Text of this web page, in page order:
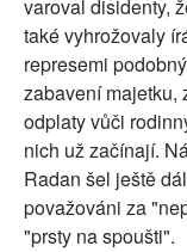
varoval disidenty,
také vyhrožovaly
represemi
zabavení majetku,
odplaty vůči
nich už začínají.
Radan šel ještě
považováni za
"prsty na spoušti".